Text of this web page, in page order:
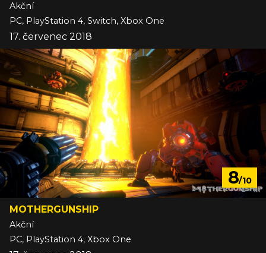
Akční
PC, PlayStation 4, Switch, Xbox One
17. červenec 2018
8/10
MOTHERGUNSHIP
Akční
PC, PlayStation 4, Xbox One